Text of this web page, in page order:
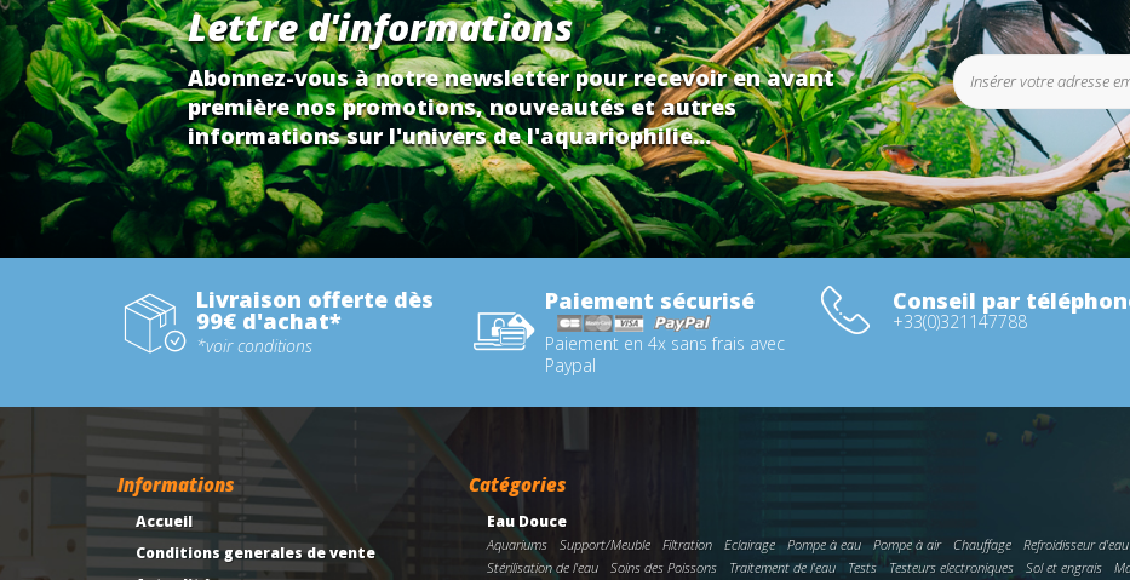
Lettre d'informations
Abonnez-vous à notre newsletter pour recevoir en avant
première nos promotions, nouveautés et autres
informations sur l'univers de l'aquariophilie...
Livraison offerte dès
99€ d'achat*
*voir conditions
Paiement sécurisé
Paiement en 4x sans frais avec
Paypal
Conseil par
+33(0)321147788
Informations
Accueil
Conditions generales de vente
Catégories
Eau Douce
Aquariums Support/Meuble Filtration Eclairage Pompe à eau Pompe à air Chauffage Refroidisseur d'eau
Stérilisation de l'eau
Soins des Poissons Traitement de l'eau Tests Testeurs electroniques Sol et engrais